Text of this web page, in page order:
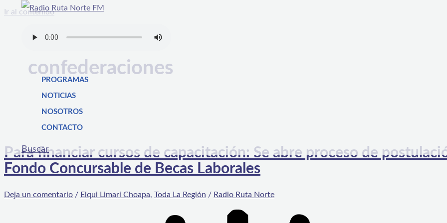
Ir al contenido
PROGRAMAS
NOTICIAS
NOSOTROS
CONTACTO
Buscar
confederaciones
Para financiar cursos de capacitación: Se abre proceso de
Fondo Concursable de Becas Laborales
Deja un comentario / Elqui Limarí Choapa, Toda La Región / Radio Ruta Norte